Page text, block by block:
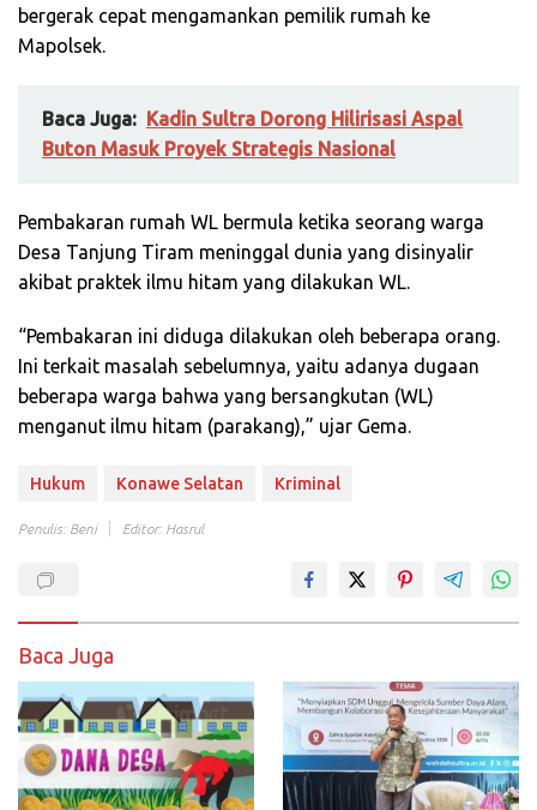
bergerak cepat mengamankan pemilik rumah ke
Mapolsek.
Baca Juga: Kadin Sultra Dorong Hilirisasi Aspal
Buton Masuk Proyek Strategis Nasional
Pembakaran rumah WL bermula ketika seorang warga
Desa Tanjung Tiram meninggal dunia yang disinyalir
akibat praktek ilmu hitam yang dilakukan WL.
“Pembakaran ini diduga dilakukan oleh beberapa orang.
Ini terkait masalah sebelumnya, yaitu adanya dugaan
beberapa warga bahwa yang bersangkutan (WL)
menganut ilmu hitam (parakang),” ujar Gema.
Hukum Konawe Selatan Kriminal
Penulis: Beni Editor: Hasrul
Baca Juga